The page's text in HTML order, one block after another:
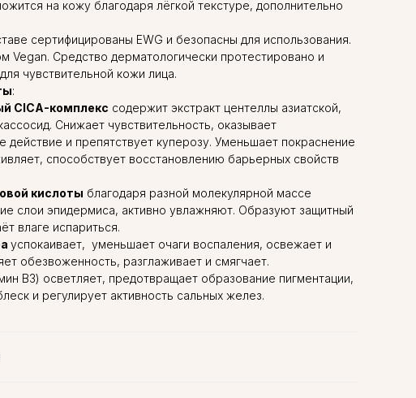
на кожу благодаря лёгкой текстуре, дополнительно
сертифицированы EWG и безопасны для использования.
Vegan. Средство дерматологически протестировано и
чувствительной кожи лица.
:
CICA-комплекс содержит экстракт центеллы азиатской,
Снижает чувствительность, оказывает
действие и препятствует куперозу. Уменьшает покраснение
способствует восстановлению барьерных свойств
кислоты благодаря разной молекулярной массе
слои эпидермиса, активно увлажняют. Образуют защитный
влаге испариться.
успокаивает, уменьшает очаги воспаления, освежает и
обезвоженность, разглаживает и смягчает.
B3) осветляет, предотвращает образование пигментации,
и регулирует активность сальных желез.